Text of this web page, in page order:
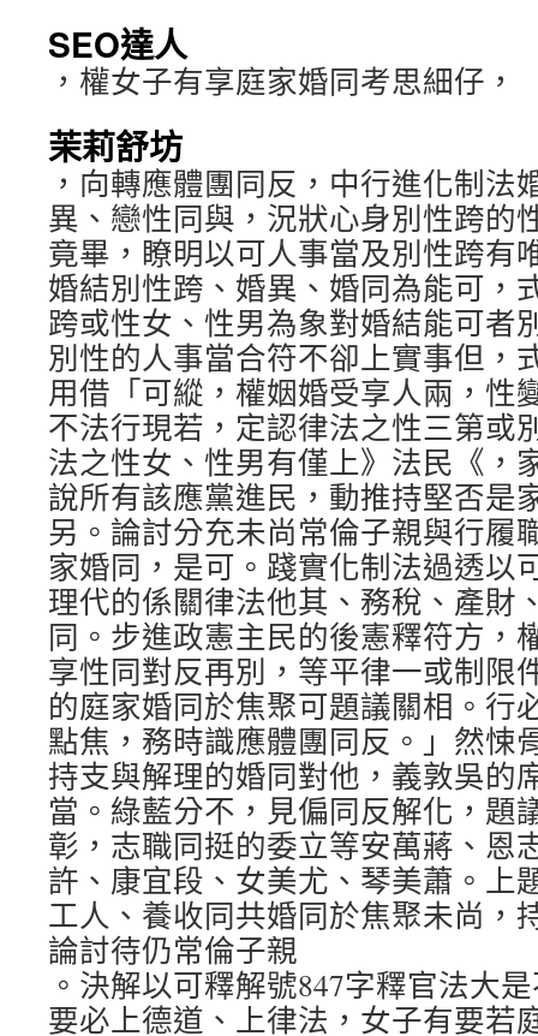
SEO達人
，權女子有享庭家婚同考思細仔，
茉莉舒坊
，向轉應體團同反，中行進化制法
異、戀性同與，況狀心身別性跨的
竟畢，瞭明以可人事當及別性跨有
婚結別性跨、婚異、婚同為能可，
跨或性女、性男為象對婚結能可者
別性的人事當合符不卻上實事但，
用借「可縱，權姻婚受享人兩，性
不法行現若，定認律法之性三第或
法之性女、性男有僅上》法民《，
說所有該應黨進民，動推持堅否是
另。論討分充未尚常倫子親與行履
家婚同，是可。踐實化制法過透以
理代的係關律法他其、務稅、產財
同。步進政憲主民的後憲釋符方，
享性同對反再別，等平律一或制限
的庭家婚同於焦聚可題議關相。行
點焦，務時識應體團同反。」然悚
持支與解理的婚同對他，義敦吳的
當。綠藍分不，見偏同反解化，題
彰，志職同挺的委立等安萬蔣、恩
許、康宜段、女美尤、琴美蕭。上
工人、養收同共婚同於焦聚未尚，
論討待仍常倫子親
。決解以可釋解號847字釋官法大
要必上德道、上律法，女子有要若